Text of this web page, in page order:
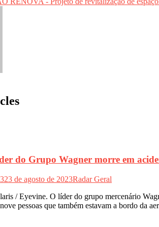
do Grupo Wagner morre em
23 de agosto de 2023Radar Geral
/ Eyevine. O líder do grupo mercenário
pessoas que também estavam a bordo